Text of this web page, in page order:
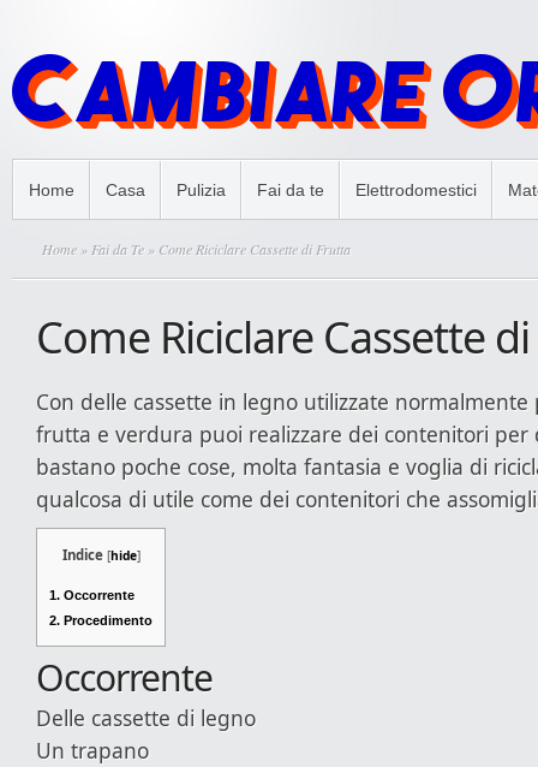
Home Casa Pulizia Fai da te Elettrodomestici
Home » Fai da Te » Come Riciclare Cassette di Frutta
Come Riciclare Cassette
Con delle cassette in legno utilizzate
frutta e verdura puoi realizzare dei contenitori per
bastano poche cose, molta fantasia e voglia di
qualcosa di utile come dei contenitori che
Indice [hide]
1. Occorrente
2. Procedimento
Occorrente
Delle cassette di legno
Un trapano